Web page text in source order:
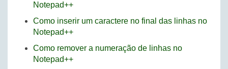
Notepad++
Como inserir um caractere no final das linhas no
Notepad++
Como remover a numeração de linhas no
Notepad++